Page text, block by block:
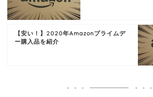
【安い！】2020年Amazonプライムデ
ー購入品を紹介